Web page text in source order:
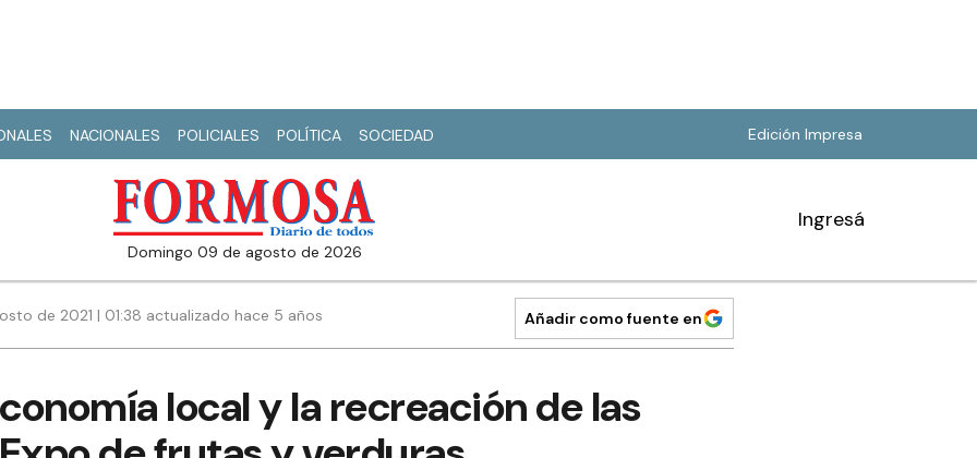
NACIONALES POLICIALES POLÍTICA SOCIEDAD Edición Impresa
domingo 09 de agosto de 2026
Ingresá
de 2021 | 01:38 actualizado hace 5 años Añadir como fuente en
local y la recreación de las